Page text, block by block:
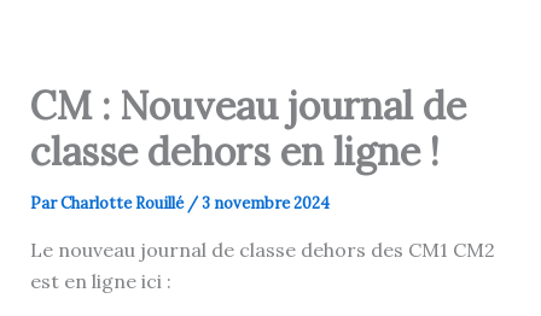
CM : Nouveau journal de
classe dehors en ligne !
ParCharlotte Rouillé /3 novembre 2024
Le nouveau journal de classe dehors des CM1 CM2
est en ligne ici :